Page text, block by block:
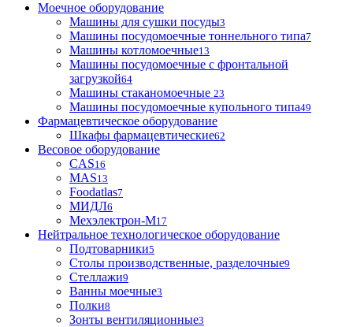
Моечное оборудование
Машины для сушки посуды3
Машины посудомоечные тоннельного типа7
Машины котломоечные13
Машины посудомоечные с фронтальной
загрузкой64
Машины стаканомоечные 23
Машины посудомоечные купольного типа49
Фармацевтическое оборудование
Шкафы фармацевтические62
Весовое оборудование
CAS16
MAS13
Foodatlas7
МИДЛ6
Мехэлектрон-М17
Нейтральное технологическое оборудование
Подтоварники5
Столы производственные, разделочные9
Стеллажи9
Ванны моечные3
Полки8
Зонты вентиляционные3